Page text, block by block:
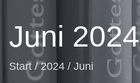
Juni 2024
Start /2024 / Juni